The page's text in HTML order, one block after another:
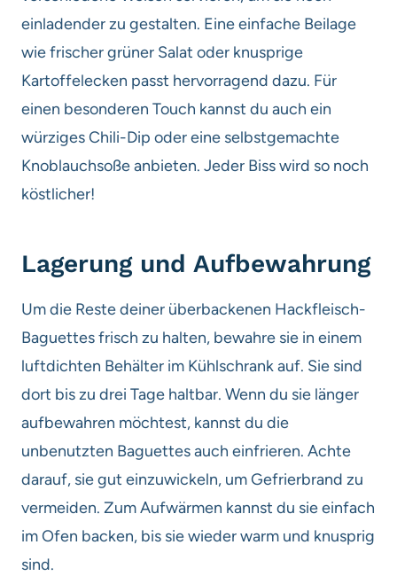
einladender zu gestalten. Eine einfache Beilage
wie frischer grüner Salat oder knusprige
Kartoffelecken passt hervorragend dazu. Für
einen besonderen Touch kannst du auch ein
würziges Chili-Dip oder eine selbstgemachte
Knoblauchsoße anbieten. Jeder Biss wird so noch
köstlicher!
Lagerung und Aufbewahrung
Um die Reste deiner überbackenen Hackfleisch-
Baguettes frisch zu halten, bewahre sie in einem
luftdichten Behälter im Kühlschrank auf. Sie sind
dort bis zu drei Tage haltbar. Wenn du sie länger
aufbewahren möchtest, kannst du die
unbenutzten Baguettes auch einfrieren. Achte
darauf, sie gut einzuwickeln, um Gefrierbrand zu
vermeiden. Zum Aufwärmen kannst du sie einfach
im Ofen backen, bis sie wieder warm und knusprig
sind.